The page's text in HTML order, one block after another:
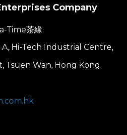
Company
Time茶緣
A, Hi-Tech Industrial Centre,
Tsuen Wan, Hong Kong.